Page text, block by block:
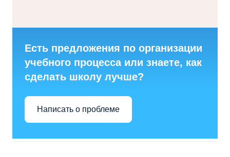
Есть предложения по организации
учебного процесса или знаете, как
сделать школу лучше?
Написать о проблеме